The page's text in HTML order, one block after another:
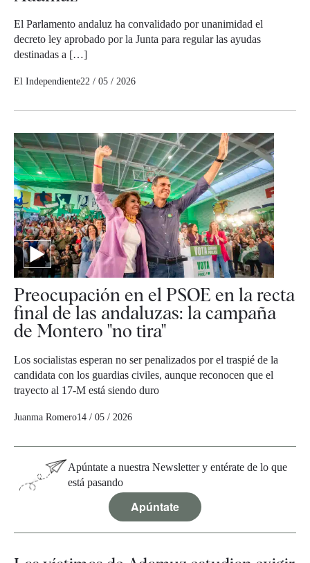
El Parlamento andaluz ha convalidado por unanimidad el
decreto ley aprobado por la Junta para regular las ayudas
destinadas a […]
El Independiente22 / 05 / 2026
Preocupación en el PSOE en la recta
final de las andaluzas: la campaña
de Montero "no tira"
Los socialistas esperan no ser penalizados por el traspié de la
candidata con los guardias civiles, aunque reconocen que el
trayecto al 17-M está siendo duro
Juanma Romero14 / 05 / 2026
Apúntate a nuestra Newsletter y entérate de lo que
está pasando
Apúntate